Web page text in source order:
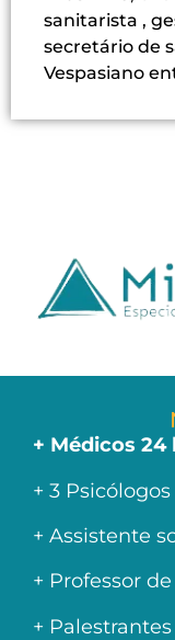
sanitarista ,
secretário de
Vespasiano
+ Médicos 24
+ 3
+ Assistente
+ Professor
+